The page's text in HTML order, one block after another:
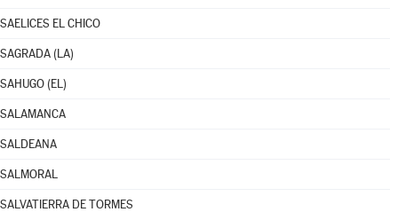
SAELICES EL CHICO
SAGRADA (LA)
SAHUGO (EL)
SALAMANCA
SALDEANA
SALMORAL
SALVATIERRA DE TORMES